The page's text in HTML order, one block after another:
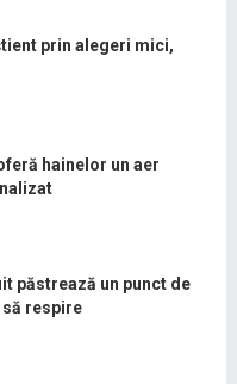
prin alegeri mici,
hainelor un aer
păstrează un punct de
respire